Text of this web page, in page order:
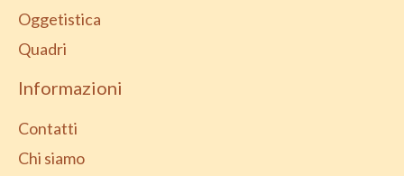
Oggetistica
Quadri
Informazioni
Contatti
Chi siamo